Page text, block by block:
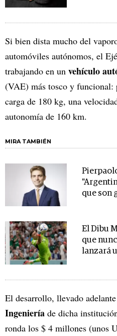
Si bien dista mucho del
automóviles autónomos, el
trabajando en un vehículo
(VAE) más tosco y funcional:
carga de 180 kg, una
autonomía de 160 km.
MIRA TAMBIÉN
que son
El Dibu
que
lanzará
El desarrollo, llevado
Ingeniería de dicha
ronda los $ 4 millones (unos